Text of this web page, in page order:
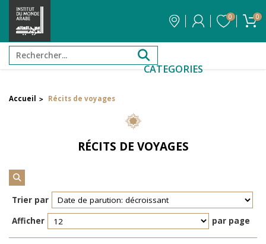
0 0
CATEGORIES
Filtrer par attribut
Réinitialiser les filtres
Accueil > Récits de voyages
RÉCITS DE VOYAGES
Trier par
Afficher
par page